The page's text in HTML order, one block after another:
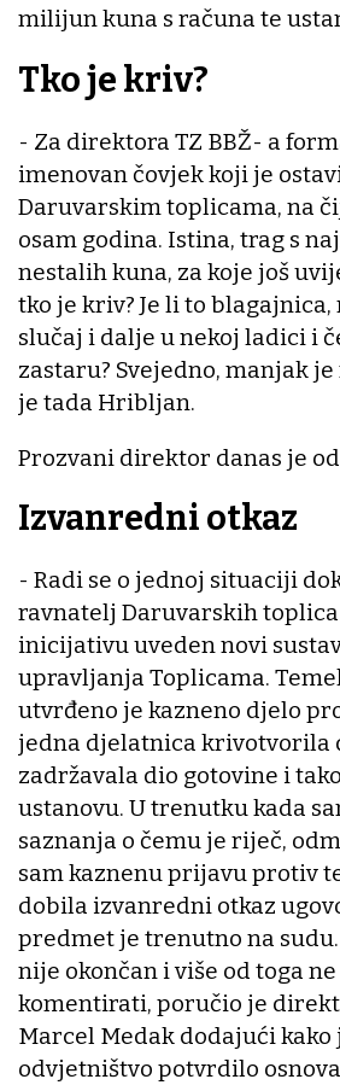
milijun kuna s računa te
Tko je kriv?
- Za direktora TZ BBŽ- a
imenovan čovjek koji je
Daruvarskim toplicama, na
osam godina. Istina, trag s
nestalih kuna, za koje još
tko je kriv? Je li to
slučaj i dalje u nekoj ladici i
zastaru? Svejedno, manjak
je tada Hribljan.
Prozvani direktor danas je
Izvanredni otkaz
- Radi se o jednoj situaciji
ravnatelj Daruvarskih
inicijativu uveden novi
upravljanja Toplicama.
utvrđeno je kazneno djelo
jedna djelatnica krivotvorila
zadržavala dio gotovine i
ustanovu. U trenutku kada
saznanja o čemu je riječ,
sam kaznenu prijavu protiv
dobila izvanredni otkaz
predmet je trenutno na
nije okončan i više od toga
komentirati, poručio je
Marcel Medak dodajući kako
odvjetništvo potvrdilo